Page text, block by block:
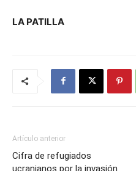
LA PATILLA
Artículo anterior
Cifra de refugiados
ucranianos por la invasión